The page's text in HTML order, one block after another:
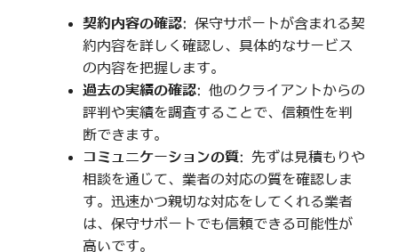
契約内容の確認: 保守サポートが含まれる契
約内容を詳しく確認し、具体的なサービス
の内容を把握します。
過去の実績の確認: 他のクライアントからの
評判や実績を調査することで、信頼性を判
断できます。
コミュニケーションの質: 先ずは見積もりや
相談を通じて、業者の対応の質を確認しま
す。迅速かつ親切な対応をしてくれる業者
は、保守サポートでも信頼できる可能性が
高いです。